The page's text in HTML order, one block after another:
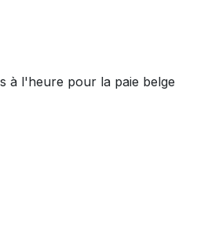
à l'heure pour la paie belge